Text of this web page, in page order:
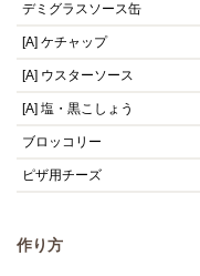
デミグラスソース缶
[A] ケチャップ
[A] ウスターソース
[A] 塩・黒こしょう
ブロッコリー
ピザ用チーズ
作り方